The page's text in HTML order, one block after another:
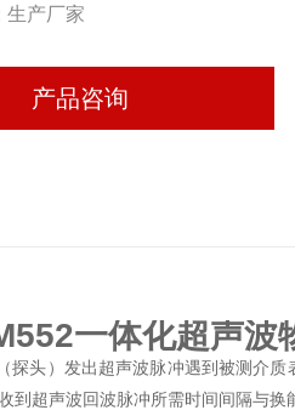
生产厂家
产品咨询
一体化超声波
探头）发出超声波脉冲遇到被测介
到超声波回波脉冲所需时间间隔与